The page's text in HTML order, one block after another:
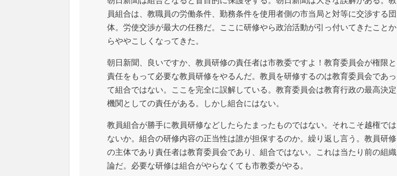
員組合は、教職員の労働条件、勤務条件を使用者側の市当局と対等に交渉する団
体。労使交渉が最大の任務だ。ここに研修やら政治活動が引っ付いてきたことか
らややこしくなってきた。
朝日新聞、良いですか、教員研修の責任者は市教委ですよ！教育委員会が権限と
責任をもって必要な教員研修をやるんだ。教員を研修するのは教育委員会であっ
て組合ではない。ここを完全に誤解している。教育委員会は教育行政の最高決定
機関としての責任がある。しかし組合にはない。
教員組合が勝手に教員研修などしたらたまったものではない。それこそ越権では
ないか。組合の研修内容の正当性は誰が担保するのか。繰り返し言う。教員研修
の主体であり責任者は教育委員会であり、組合ではない。これは当たり前の組織
論だ。必要な研修は組合がやらなくても市教委がやる。